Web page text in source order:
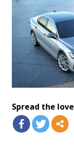
Spread the love